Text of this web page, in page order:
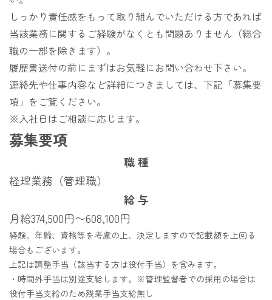
事務系（食品営業・管理事務・飼料営業）
技術系 （機械電気・化学）
農務系（原料業務・栽培研究・農業資材営業）
研究系 （食品・畜産・畑作園芸）
生産現場
プロジェクトストーリー
働く環境を知る
事業所一覧
北海道での暮らし
しっかり責任感をもって取り組んでいただける方であれば
当該業務に関するご経験がなくとも問題ありません（総合
職の一部を除きます）。
履歴書送付の前にまずはお気軽にお問い合わせ下さい。
連絡先や仕事内容など詳細につきましては、下記「募集要
項」をご覧ください。
※入社日はご相談に応じます。
募集要項
職 種
経理業務（管理職）
給 与
月給374,500円〜608,100円
経験、年齢、資格等を考慮の上、決定しますので記載額を上回る
場合もございます。
上記は調整手当（該当する方は役付手当）を含みます。
・時間外手当は別途支給します。※管理監督者での採用の場合は
役付手当支給のため残業手当支給無し